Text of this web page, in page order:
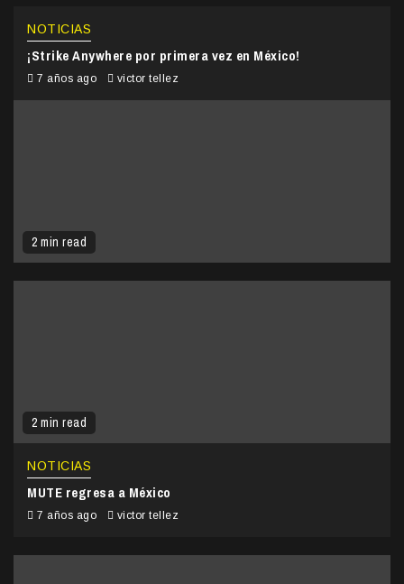
2 min read
NOTICIAS
¡Strike Anywhere por primera vez en México!
7 años ago victor tellez
2 min read
NOTICIAS
MUTE regresa a México
7 años ago victor tellez